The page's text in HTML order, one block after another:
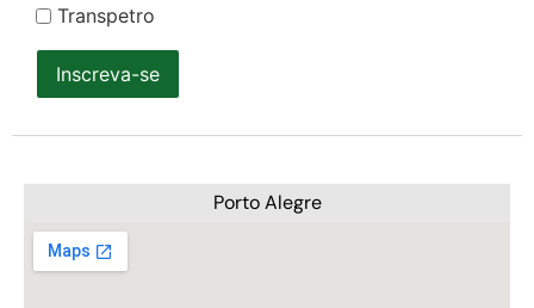
Transpetro
Inscreva-se
Porto Alegre